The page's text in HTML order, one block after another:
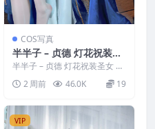
COS写真
半半子 – 贞德 灯花祝装圣
女 灯火佳期
半半子 – 贞德 灯花祝装圣女 灯
火佳期 写真分类：唯美，参与
模特：半半子 [资...
2 周前 46.0K 19
VIP